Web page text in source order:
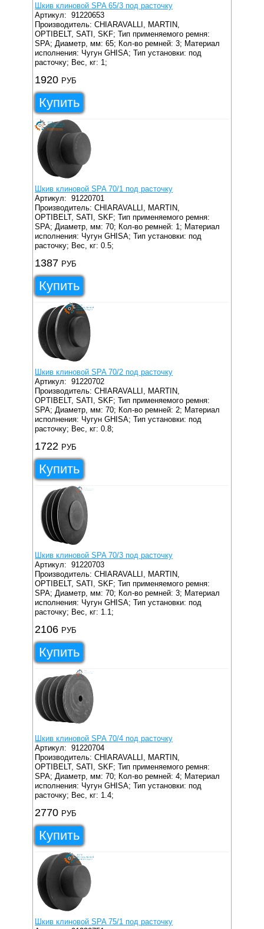
Шкив клиновой SPA 65/3 под расточку
Артикул:91220653
Производитель: CHIARAVALLI, MARTIN,
OPTIBELT, SATI, SKF; Тип применяемого ремня:
SPA; Диаметр, мм: 65; Кол-во ремней: 3; Материал
исполнения: Чугун GHISA; Тип установки: под
расточку; Вес, кг: 1;
1920 РУБ
Купить
Шкив клиновой SPA 70/1 под расточку
Артикул:91220701
Производитель: CHIARAVALLI, MARTIN,
OPTIBELT, SATI, SKF; Тип применяемого ремня:
SPA; Диаметр, мм: 70; Кол-во ремней: 1; Материал
исполнения: Чугун GHISA; Тип установки: под
расточку; Вес, кг: 0.5;
1387 РУБ
Купить
Шкив клиновой SPA 70/2 под расточку
Артикул:91220702
Производитель: CHIARAVALLI, MARTIN,
OPTIBELT, SATI, SKF; Тип применяемого ремня:
SPA; Диаметр, мм: 70; Кол-во ремней: 2; Материал
исполнения: Чугун GHISA; Тип установки: под
расточку; Вес, кг: 0.8;
1722 РУБ
Купить
Шкив клиновой SPA 70/3 под расточку
Артикул:91220703
Производитель: CHIARAVALLI, MARTIN,
OPTIBELT, SATI, SKF; Тип применяемого ремня:
SPA; Диаметр, мм: 70; Кол-во ремней: 3; Материал
исполнения: Чугун GHISA; Тип установки: под
расточку; Вес, кг: 1.1;
2106 РУБ
Купить
Шкив клиновой SPA 70/4 под расточку
Артикул:91220704
Производитель: CHIARAVALLI, MARTIN,
OPTIBELT, SATI, SKF; Тип применяемого ремня:
SPA; Диаметр, мм: 70; Кол-во ремней: 4; Материал
исполнения: Чугун GHISA; Тип установки: под
расточку; Вес, кг: 1.4;
2770 РУБ
Купить
Шкив клиновой SPA 75/1 под расточку